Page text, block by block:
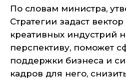
По словам министра,
Стратегии задаст
креативных индустрий
перспективу, поможет
поддержки бизнеса и
кадров для него,